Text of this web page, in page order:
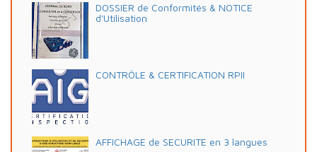
DOSSIER de Conformités & NOTICE
d'Utilisation
CONTRÔLE & CERTIFICATION RPII
AFFICHAGE de SECURITE en 3 langues